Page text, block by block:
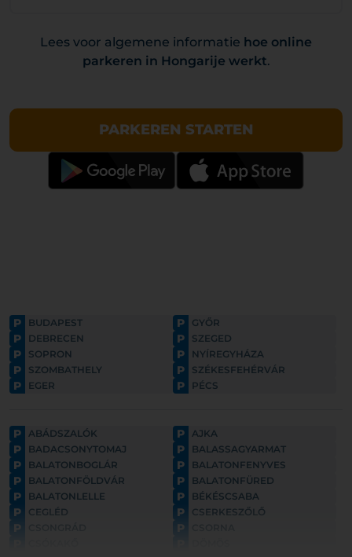
Lees voor algemene informatie hoe online
parkeren in Hongarije werkt.
PARKEREN STARTEN
P BUDAPEST P GYŐR
P DEBRECEN P SZEGED
P SOPRON P NYÍREGYHÁZA
P SZOMBATHELY P SZÉKESFEHÉRVÁR
P EGER P PÉCS
P ABÁDSZALÓK P AJKA
P BADACSONYTOMAJ P BALASSAGYARMAT
P BALATONBOGLÁR P BALATONFENYVES
P BALATONFÖLDVÁR P BALATONFÜRED
P BALATONLELLE P BÉKÉSCSABA
P CEGLÉD P CSERKESZŐLŐ
P P